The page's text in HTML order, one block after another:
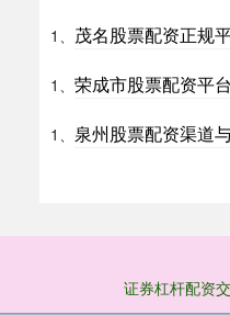
1、 茂名股票配资正规
1、 荣成市股票配资平
1、 泉州股票配资渠道
证券杠杆配资